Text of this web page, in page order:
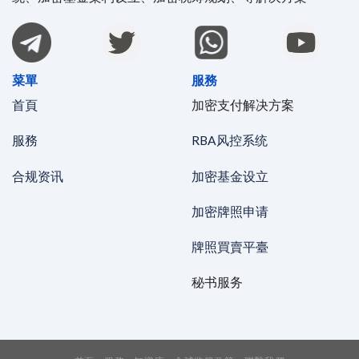
菜單
首頁
服務
合规资讯
服務
加密支付解决方案
RBA风控系统
加密基金设立
加密牌照申请
牌照買賣平臺
秘书服务